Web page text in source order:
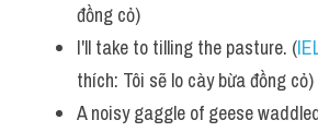
Speaking
Writing
Reading
đồng cỏ)
I'll take to tilling the pasture. (
thích: Tôi sẽ lo cày bừa đồng cỏ)
A noisy gaggle of geese